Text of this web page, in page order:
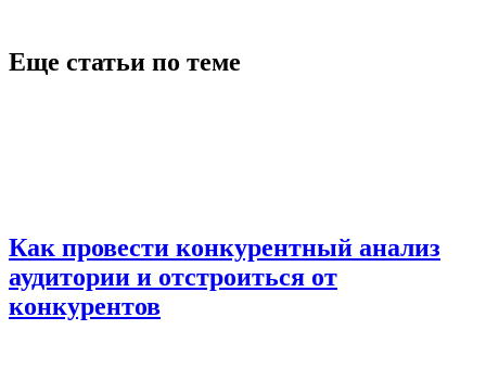
Еще статьи по теме
Как провести конкурентный анализ
аудитории и отстроиться от
конкурентов